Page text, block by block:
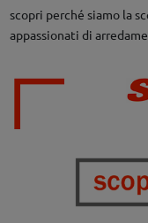
scopri perché siamo la
appassionati di